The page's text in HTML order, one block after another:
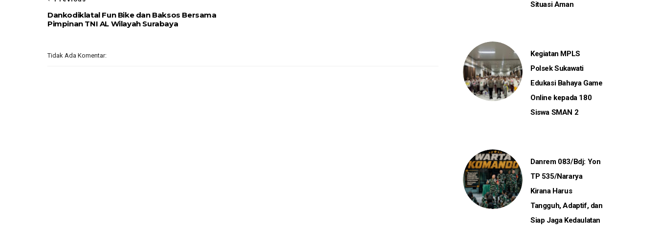
Dankodiklatal Fun Bike dan Baksos Bersama
Pimpinan TNI AL Wilayah Surabaya
Tidak Ada Komentar:
Situasi Aman
Kegiatan MPLS
Polsek Sukawati
Edukasi Bahaya Game
Online kepada 180
Siswa SMAN 2
Danrem 083/Bdj: Yon
TP 535/Nararya
Kirana Harus
Tangguh, Adaptif, dan
Siap Jaga Kedaulatan